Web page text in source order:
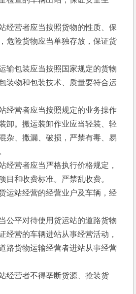
营者应当按照货物的性质、保
危险货物应当单独存放，保证货
包装应当按照国家规定的货物
装物和包装技术、质量要符合运
营者应当按照规定的业务操作
卸。搬运装卸作业应当轻装、轻
杂、撒漏、破损，严禁有毒、易
营者应当严格执行价格规定，
目和收费标准。严禁乱收费。
站经营的经营业户及车辆，经
平对待使用货运站的道路货物
经营的车辆进站从事经营活动，
路货物运输经营者进站从事经营
营者不得垄断货源、抢装货